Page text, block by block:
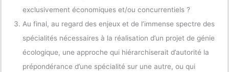
exclusivement économiques et/ou concurrentiels ?
Au final, au regard des enjeux et de l’immense spectre des
spécialités nécessaires à la réalisation d’un projet de génie
écologique, une approche qui hiérarchiserait d’autorité la
prépondérance d’une spécialité sur une autre, ou qui